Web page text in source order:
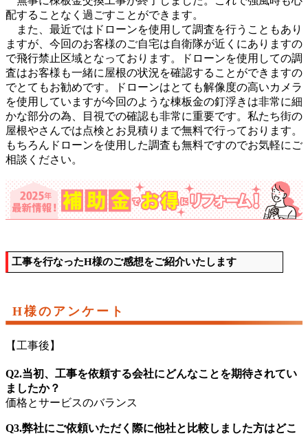
配することなく過ごすことができます。
また、最近ではドローンを使用して調査を行うこともあり
ますが、今回のお客様のご自宅は自衛隊が近くにありますの
で飛行禁止区域となっております。ドローンを使用しての調
査はお客様も一緒に屋根の状況を確認することができますの
でとてもお勧めです。ドローンはとても解像度の高いカメラ
を使用していますが今回のような棟板金の釘浮きは非常に細
かな部分の為、目視での確認も非常に重要です。私たち街の
屋根やさんでは点検とお見積りまで無料で行っております。
もちろんドローンを使用した調査も無料ですのでお気軽にご
相談ください。
工事を行なったH様のご感想をご紹介いたします
H様のアンケート
【工事後】
Q2.当初、工事を依頼する会社にどんなことを期待されてい
ましたか？
価格とサービスのバランス
Q3.弊社にご依頼いただく際に他社と比較しました方はどこ